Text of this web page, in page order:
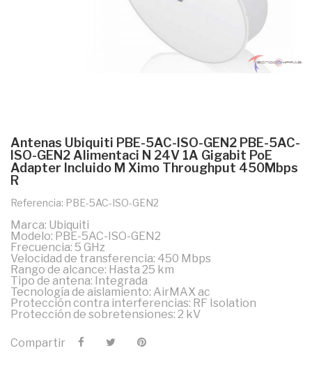
Antenas Ubiquiti PBE-5AC-ISO-GEN2 PBE-5AC-
ISO-GEN2 Alimentaci N 24V 1A Gigabit PoE
Adapter Incluido M Ximo Throughput 450Mbps
R
Referencia: PBE-5AC-ISO-GEN2
Marca: Ubiquiti
Modelo: PBE-5AC-ISO-GEN2
Frecuencia: 5 GHz
Velocidad de transferencia: 450 Mbps
Rango de alcance: Hasta 25 km
Tipo de antena: Integrada
Tecnología de aislamiento: AirMAX ac
Protección contra interferencias: RF Isolation
Protección de sobretensiones: 2 kV
Compartir